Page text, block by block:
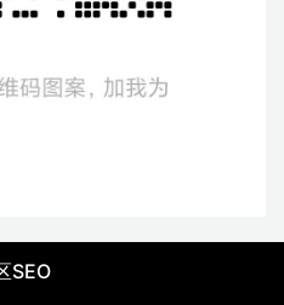
SEO